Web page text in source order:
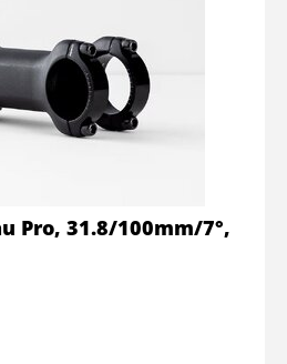
Pro, 31.8/100mm/7°,